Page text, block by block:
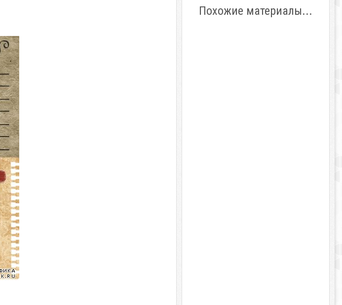
Похожие материалы...